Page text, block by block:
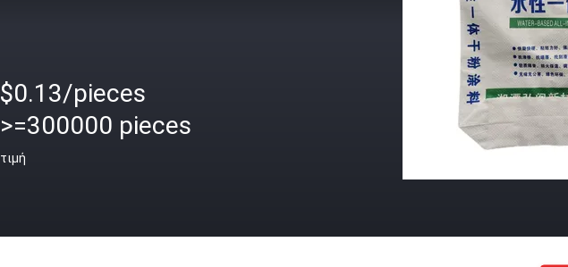
$0.13/pieces
>=300000 pieces
τιμή